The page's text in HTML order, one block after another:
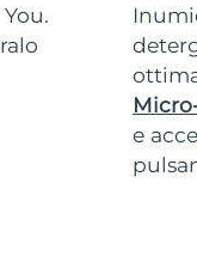
e